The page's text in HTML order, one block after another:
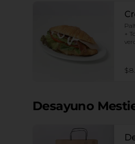
+
Desayuno